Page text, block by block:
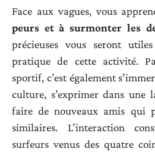
Face aux vagues, vous
peurs et à surmonter les
précieuses vous seront
pratique de cette activité.
sportif, c’est également
culture, s’exprimer dans une
faire de nouveaux amis qui
similaires. L’interaction
surfeurs venus des quatre